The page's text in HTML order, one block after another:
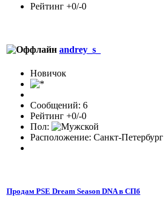
Рейтинг +0/-0
andrey_s_
Новичок
Сообщений: 6
Рейтинг +0/-0
Пол:
Расположение: Санкт-Петербург
Продам PSE Dream Season DNA в СПб